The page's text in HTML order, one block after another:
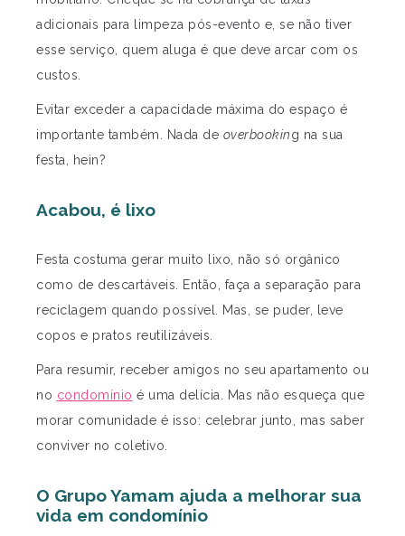
adicionais para limpeza pós-evento e, se não tiver
esse serviço, quem aluga é que deve arcar com os
custos.
Evitar exceder a capacidade máxima do espaço é
importante também. Nada de overbooking na sua
festa, hein?
Acabou, é lixo
Festa costuma gerar muito lixo, não só orgânico
como de descartáveis. Então, faça a separação para
reciclagem quando possível. Mas, se puder, leve
copos e pratos reutilizáveis.
Para resumir, receber amigos no seu apartamento ou
no condomínio é uma delícia. Mas não esqueça que
morar comunidade é isso: celebrar junto, mas saber
conviver no coletivo.
O Grupo Yamam ajuda a melhorar sua
vida em condomínio